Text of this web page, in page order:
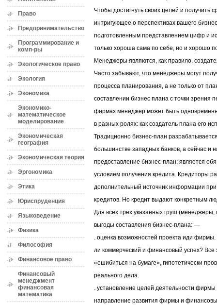
Право
Предпринимательство
Программирование и
комп-ры
Экологическое право
Экология
Экономика
Экономико-
математическое
моделирование
Экономическая
география
Экономическая теория
Эргономика
Этика
Юриспруденция
Языковедение
Физика
Философия
Финансовое право
Финансовый
менеджмент
финансовая
математика
Чтобы достигнуть своих целей и получить
интригующее о перспективах вашего
подготовленным представлением цифр и
только хороша сама по себе, но и хорошо
Менеджеры являются, как правило,
Часто забывают, что менеджеры могут
процесса планирования, а не только от
составлении бизнес плана с точки зрения
фирмах менеджер может быть
в разных ролях: как создатель плана его
Традиционно бизнес-план
большинстве западных банков, а сейчас и
предоставление бизнес-план; является
условием получения кредита. Кредиторы
дополнительный источник информации
кредитов. Но кредит выдают конкретным
Для всех трех указанных груш
выгоды составления бизнес-плана: —
. оценка возможностей проекта иди
ли коммерческий и финансовый успех?
«ошибиться на бумаге», гипотетически
реального дела.
. установление целей деятельности
направление развития фирмы и